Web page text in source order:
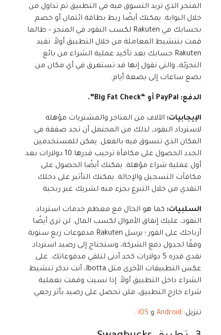
المتجر الذي تريد التسوق فيه في التطبيق ثم تداول من
خلال البوابة. يمكنك أيضًا ربط بطاقة ائتمان أو خصم
بحسابك في Rakuten لكسب النقود في المتجر – طالما
قمت بتنشيط المعاملة من خلال التطبيق أولاً. تقيد
Rakuten حسابك بعد تأكيد عملية الشراء من بائع
التجزئة، والتي تقول إنها قد تستغرق في أي مكان من
بضع ساعات إلى بضعة أيام.
الدفع: PayPal أو “Big Fat Check”.
الإيجابيات: الآلاف من المتاجر والمشتريات مؤهلة
لاسترداد النقود، لذلك من المحتمل أن تجد صفقة في
المكان الذي تتسوق فيه بالفعل. يمكن للمستخدمين
الجدد الحصول على مكافأة ترحيب قدرها 10 دولارات بعد
أول عملية شراء مؤهلة. يمكنك أيضًا الحصول على
مكافآت التسجيل والإحالة. يمكنك التأثير على دخلك
النقدي من خلال التبرع بجزء منه لشريك غير ربحية
السلبيات: كما هو الحال مع معظم خدمات استرداد
النقود، عليك إنفاق الأموال لكسب المال. لن ترى أيضًا
أرباحك على الفور ؛ يرسل Rakuten مدفوعات ربع سنوية
وفقًا لجدول دفع الشركة، وستحتاج إلى رصيد استرداد
نقدي قدره 5 دولارات كحد أدنى لتلقي مدفوعاتك. على
عكس التطبيقات الأخرى مثل Ibotta، أنت تذكر تنشيط
الشراء داخل التطبيق أولاً. إذا نسيت وقمت بعملية
شراء خارج التطبيق، فلن تحصل على رصيد بأثر رجعي.
تنزيل: Android و iOS
.